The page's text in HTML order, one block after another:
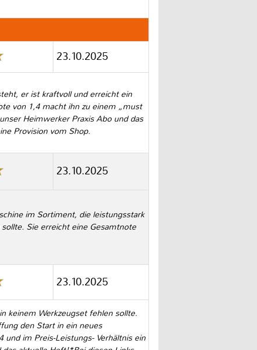
23.10.2025
er ist kraftvoll und erreicht ein
von 1,4 macht ihn zu einem „must
Heimwerker Praxis Abo und das
Provision vom Shop.
23.10.2025
im Sortiment, die leistungsstark
Sie erreicht eine Gesamtnote
23.10.2025
keinem Werkzeugset fehlen sollte.
den Start in ein neues
im Preis-Leistungs- Verhältnis ein